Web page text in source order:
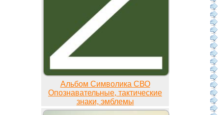
Альбом Символика СВО
Опознавательные, тактические
знаки, эмблемы